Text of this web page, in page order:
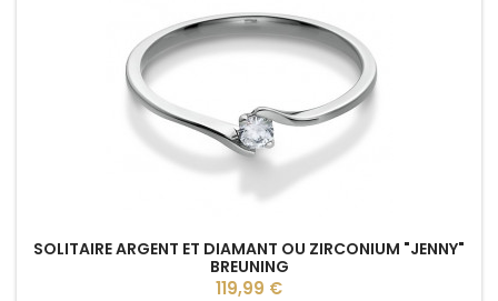
SOLITAIRE ARGENT ET DIAMANT OU ZIRCONIUM "JENNY"
BREUNING
Prix
119,99 €